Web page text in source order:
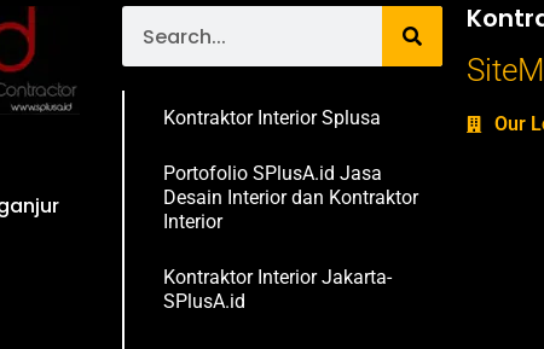
Kontraktor Interior Splusa
Portofolio SPlusA.id Jasa
Desain Interior dan Kontraktor
Interior
Kontraktor Interior Jakarta-
SPlusA.id
Our